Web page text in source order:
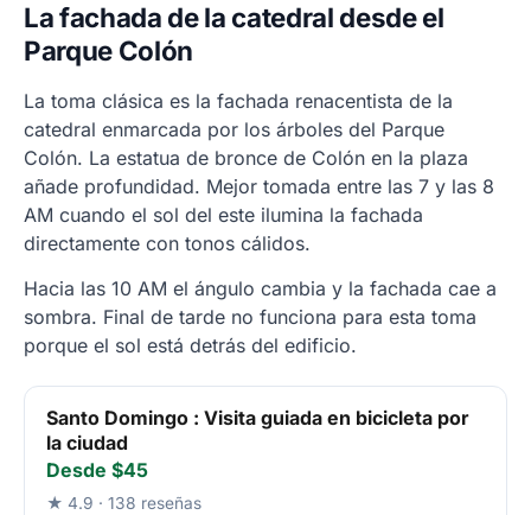
La fachada de la catedral desde el
Parque Colón
La toma clásica es la fachada renacentista de la
catedral enmarcada por los árboles del Parque
Colón. La estatua de bronce de Colón en la plaza
añade profundidad. Mejor tomada entre las 7 y las 8
AM cuando el sol del este ilumina la fachada
directamente con tonos cálidos.
Hacia las 10 AM el ángulo cambia y la fachada cae a
sombra. Final de tarde no funciona para esta toma
porque el sol está detrás del edificio.
Santo Domingo : Visita guiada en bicicleta por
la ciudad
Desde $45
★ 4.9 · 138 reseñas